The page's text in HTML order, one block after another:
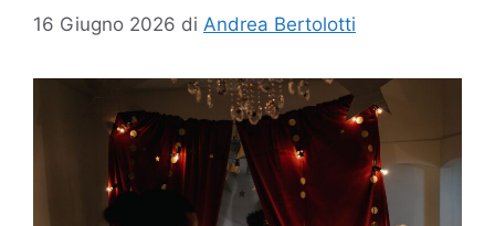
16 Giugno 2026 di Andrea Bertolotti